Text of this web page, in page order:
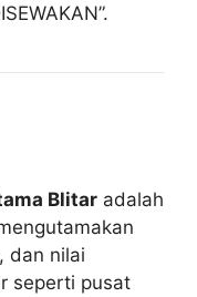
Blitar adalah
dan nilai
seperti pusat